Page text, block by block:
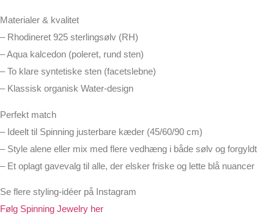
Materialer & kvalitet
– Rhodineret 925 sterlingsølv (RH)
– Aqua kalcedon (poleret, rund sten)
– To klare syntetiske sten (facetslebne)
– Klassisk organisk Water-design
Perfekt match
– Ideelt til Spinning justerbare kæder (45/60/90 cm)
– Style alene eller mix med flere vedhæng i både sølv og forgyldt
– Et oplagt gavevalg til alle, der elsker friske og lette blå nuancer
Se flere styling-idéer på Instagram
Følg Spinning Jewelry her